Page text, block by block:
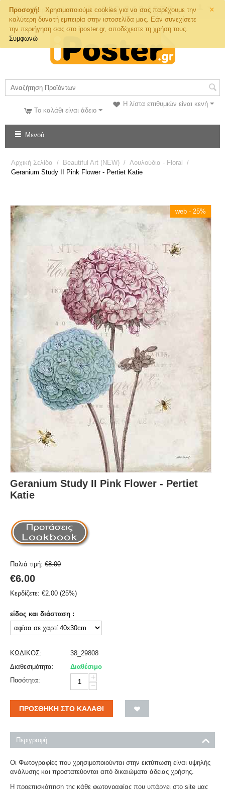
×
Προσοχή!
Χρησιμοποιούμε cookies για να σας παρέχουμε την
καλύτερη δυνατή εμπειρία στην ιστοσελίδα μας. Εάν συνεχίσετε
την περιήγηση σας στο iposter.gr, αποδέχεστε τη χρήση τους.
Συμφωνώ
Τηλ. Παραγγελιών
Η λίστα επιθυμιών είναι κενή
Το καλάθι είναι άδειο
Μενού
Αρχική Σελίδα / Beautiful Art (NEW) / Λουλούδια - Floral
/
Geranium Study II Pink Flower - Pertiet Katie
web - 25%
Geranium Study II Pink Flower - Pertiet
Katie
Παλιά τιμή: €8.00
€6.00
Κερδίζετε: €2.00 (25%)
είδος και διάσταση :
ΚΩΔΙΚΟΣ:
38_29808
Διαθεσιμότητα:
Διαθέσιμο
Ποσότητα:
+
−
ΠΡΟΣΘΉΚΗ ΣΤΟ ΚΑΛΆΘΙ
Περιγραφή
Οι Φωτογραφίες που χρησιμοποιούνται στην εκτύπωση είναι υψηλής
ανάλυσης και προστατεύονται από δικαιώματα άδειας χρήσης.
Η προεπισκόπηση της κάθε φωτογραφίας που υπάρχει στο site μας